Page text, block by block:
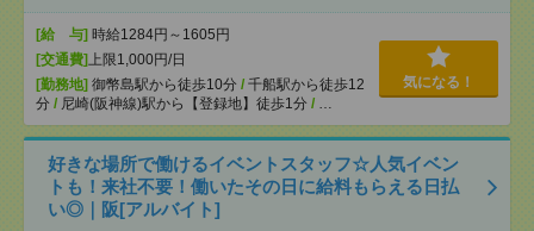
[給 与] 時給1284円～1605円
[交通費] 上限1,000円/日
[勤務地] 御幣島駅から徒歩10分 / 千船駅から徒歩12
分 / 尼崎(阪神線)駅から【登録地】徒歩1分 / …
気になる！
好きな場所で働けるイベントスタッフ☆人気イベン
トも！来社不要！働いたその日に給料もらえる日払
い◎｜阪[アルバイト]